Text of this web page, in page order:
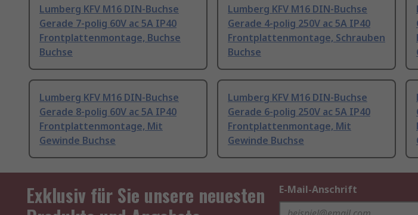
Lumberg KFV M16 DIN-Buchse
Gerade 7-polig 60V ac 5A IP40
Frontplattenmontage, Buchse
Buchse
Lumberg KFV M16 DIN-Buchse
Gerade 4-polig 250V ac 5A IP40
Frontplattenmontage, Schrauben
Buchse
Lumberg KFV M16 DIN-Buchse
Gerade 8-polig 60V ac 5A IP40
Frontplattenmontage, Mit
Gewinde Buchse
Lumberg KFV M16 DIN-Buchse
Gerade 6-polig 250V ac 5A IP40
Frontplattenmontage, Mit
Gewinde Buchse
Exklusiv für Sie unsere neuesten
E-Mail-Anschrift